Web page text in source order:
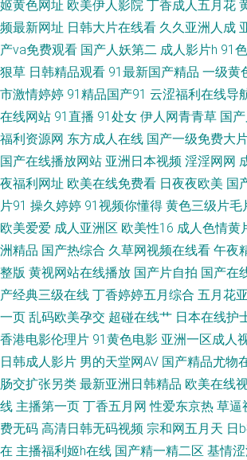
美成人www 亚洲第七页国产 av做爱成人 韩国免费aa
在线视频 激情影院海角 日韩超鹏在线 91精品亚洲 岛
日韩色网址 91经典视频 福利视频合集91 欧美a级片
福利剧场 美女深夜发福利 亚洲日逼网 wwww国产 精
网 91巨炮 久久五月资源网 探花国产综合在线 超碰碰
综合狼人Av 岛国无码五区 另类色图欧美 神马影院福
综 美女超碰人人 91Z网站 国产b站久久 欧美另类人
也去色色 久久妻天天碰电影 五月天导航 av天堂吧 黑
91综合国产 欧美性爱激情网 亚洲黑料1区 超碰人人
午夜福利2000 AV无码偷拍 久久撸com 探花精
姬黄色网址 欧美伊人影院 丁香成人五月花
频最新网址 日韩大片在线看 久久亚洲人成
产va免费观看 国产人妖第二 成人影片h 91
狠草 日韩精品观看 91最新国产精品 一级黄
市激情婷婷 91精品国产91 云涩福利在线导
在线网站 91直播 91处女 伊人网青青草 国
福利资源网 东方成人在线 国产一级免费大
国产在线播放网站 亚洲日本视频 淫淫网网
夜福利网址 欧美在线免费看 日夜夜欧美 国
片91 操久婷婷 91视频你懂得 黄色三级片毛
欧美爱爱 成人亚洲区 欧美性16 成人色情黄
洲精品 国产热综合 久草网视频在线看 午夜
整版 黄视网站在线播放 国产片自拍 国产在
产经典三级在线 丁香婷婷五月综合 五月花
一页 乱码欧美孕交 超碰在线艹 日本在线护
香港电影伦理片 91黄色电影 亚洲一区成人
日韩成人影片 男的天堂网AV 国产精品尤物
肠交扩张另类 最新亚洲日韩精品 欧美在线
线 主播第一页 丁香五月网 性爱东京热 草逼
费无码 高清日韩无码视频 宗和网五月天 日
在 主播福利姬h在线 国产精一精二区 基情